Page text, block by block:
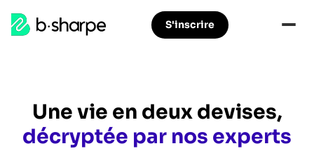
Aller
Aller
b-
sharpe
S'inscrire
Une vie en deux devises,
décryptée par nos experts